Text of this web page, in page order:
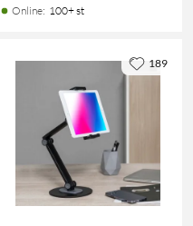
Online: 100+ st
189